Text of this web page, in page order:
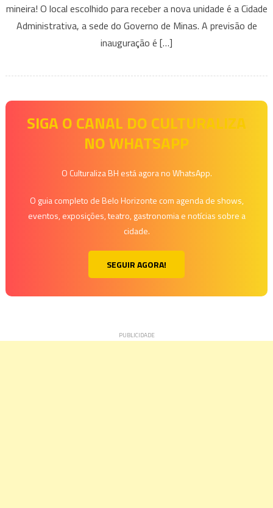
de
mais
uma
mineira! O local escolhido para receber a nova unidade é a Cidade
Administrativa, a sede do Governo de Minas. A previsão de
inauguração é […]
SIGA O CANAL DO CULTURALIZA
NO WHATSAPP
O Culturaliza BH está agora no WhatsApp.
O guia completo de Belo Horizonte com agenda de shows,
eventos, exposições, teatro, gastronomia e notícias sobre a
cidade.
SEGUIR AGORA!